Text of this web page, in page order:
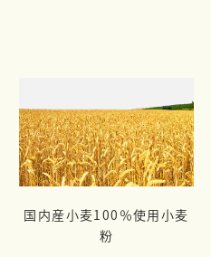
国内産小麦100％使用小麦
粉